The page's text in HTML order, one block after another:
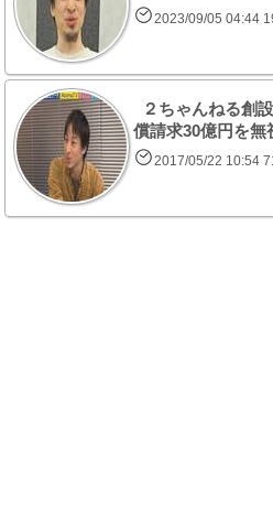
2023/09/05 04:44
２ちゃんねる創
償請求30億円を無
2017/05/22 10:54